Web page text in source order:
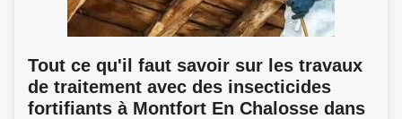
Tout ce qu'il faut savoir sur les travaux
de traitement avec des insecticides
fortifiants à Montfort En Chalosse dans